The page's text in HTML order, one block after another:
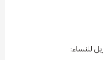
للنساء: